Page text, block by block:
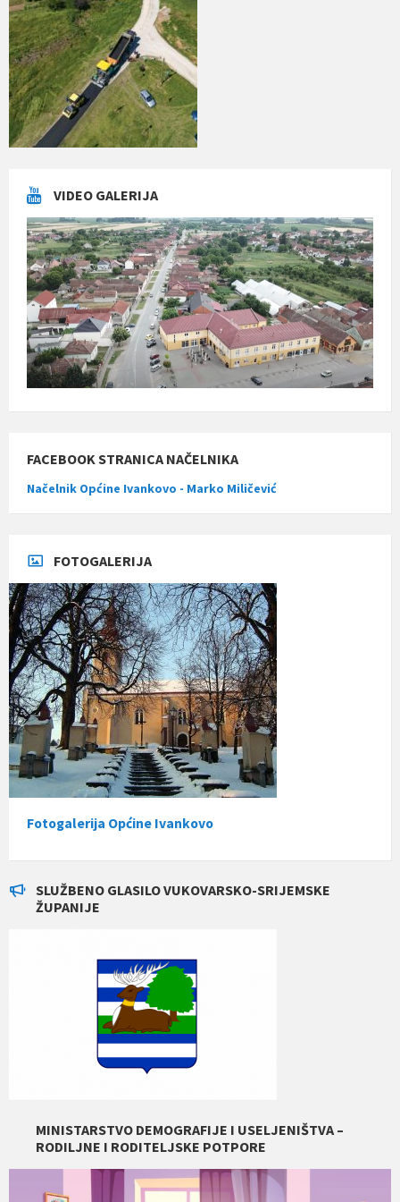
VIDEO GALERIJA
FACEBOOK STRANICA NAČELNIKA
Načelnik Općine Ivankovo - Marko Miličević
FOTOGALERIJA
Fotogalerija Općine Ivankovo
SLUŽBENO GLASILO VUKOVARSKO-SRIJEMSKE
ŽUPANIJE
MINISTARSTVO DEMOGRAFIJE I USELJENIŠTVA –
RODILJNE I RODITELJSKE POTPORE